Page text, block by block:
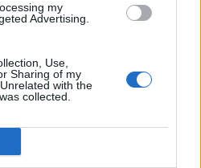
my
Advertising.
Use,
Sharing of my
with the
collected.